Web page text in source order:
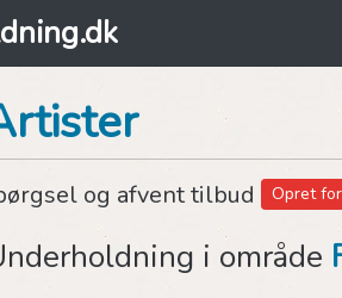
og afvent tilbud Opret
i område